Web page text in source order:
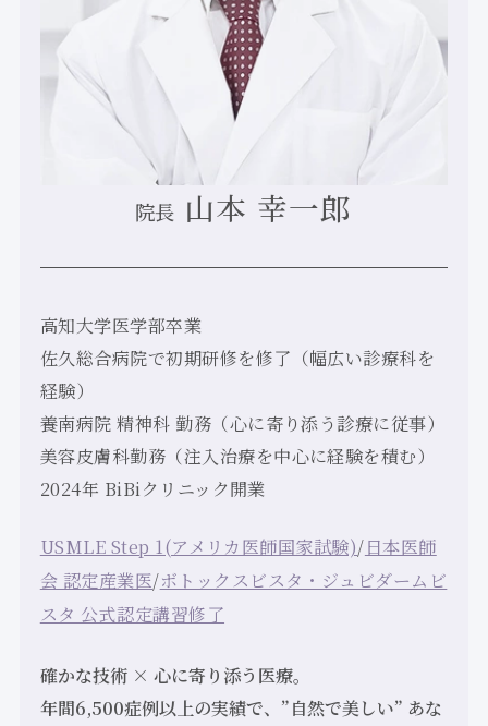
院長 山本 幸一郎
高知大学医学部卒業
佐久総合病院で初期研修を修了（幅広い診療科を
経験）
養南病院 精神科 勤務（心に寄り添う診療に従事）
美容皮膚科勤務（注入治療を中心に経験を積む）
2024年 BiBiクリニック開業
USMLE Step 1(アメリカ医師国家試験)/日本医師
会 認定産業医/ボトックスビスタ・ジュビダームビ
スタ 公式認定講習修了
確かな技術 × 心に寄り添う医療。
年間6,500症例以上の実績で、”自然で美しい” あな